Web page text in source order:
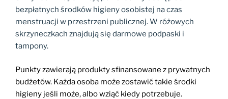
bezpłatnych środków higieny osobistej na czas
menstruacji w przestrzeni publicznej. W różowych
skrzyneczkach znajdują się darmowe podpaski i
tampony.
Punkty zawierają produkty sfinansowane z prywatnych
budżetów. Każda osoba może zostawić takie środki
higieny jeśli może, albo wziąć kiedy potrzebuje.